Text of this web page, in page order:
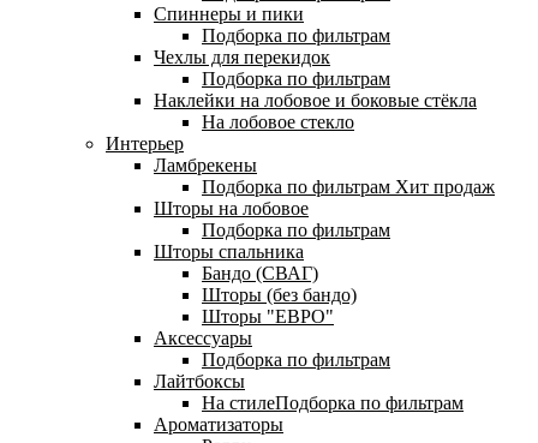
Спиннеры и пики
Подборка по фильтрам
Чехлы для перекидок
Подборка по фильтрам
Наклейки на лобовое и боковые стёкла
На лобовое стекло
Интерьер
Ламбрекены
Подборка по фильтрам Хит продаж
Шторы на лобовое
Подборка по фильтрам
Шторы спальника
Бандо (СВАГ)
Шторы (без бандо)
Шторы "ЕВРО"
Аксессуары
Подборка по фильтрам
Лайтбоксы
На стилеПодборка по фильтрам
Ароматизаторы